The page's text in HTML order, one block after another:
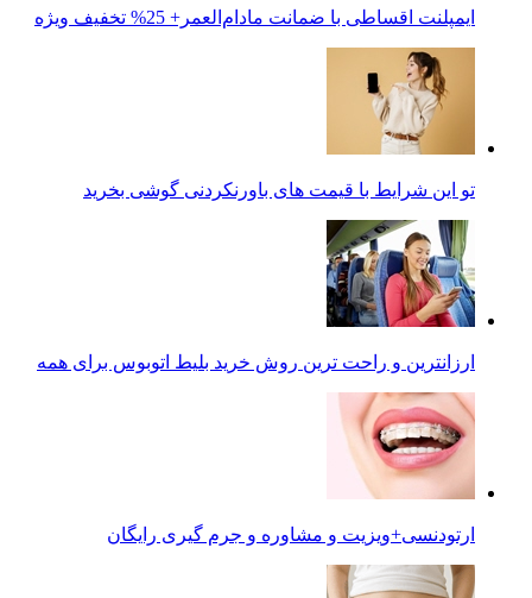
ایمپلنت اقساطی با ضمانت مادام‌العمر+ 25% تخفیف ویژه
تو این شرایط با قیمت های باورنکردنی گوشی بخرید
ارزانترین و راحت ترین روش خرید بلیط اتوبوس برای همه
ارتودنسی+ویزیت و مشاوره و جرم گیری رایگان